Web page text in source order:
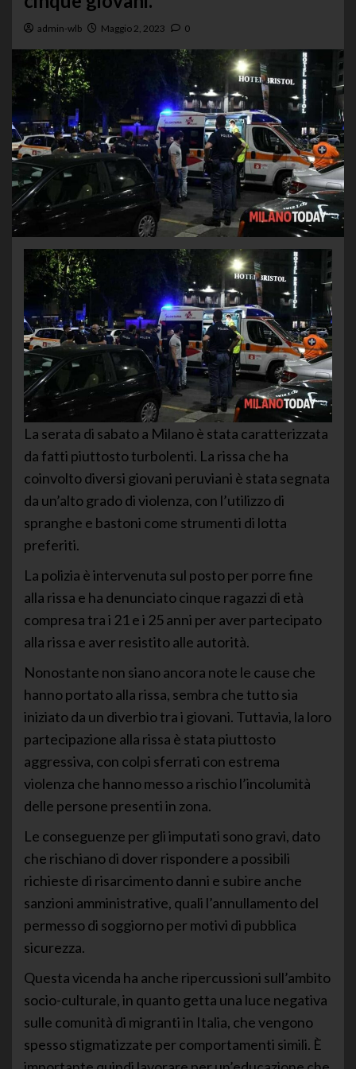
admin-wlb Maggio 2, 2023 0
La serata di sabato a Milano è stata caratterizzata
da fatti piuttosto turbolenti. La rissa che ha
coinvolto diversi giovani peruviani è stata segnata
da un’alto grado di violenza, con l’utilizzo di
spranghe e bastoni come strumenti di lotta
preferiti.
La polizia è intervenuta sul posto per porre fine
alla rissa e ha denunciato cinque ragazzi di età
compresa tra i 21 e i 25 anni per aver partecipato
alla rissa e aver resistito alle autorità.
Nonostante non siano ancora note le cause che
hanno portato alla rissa, sembra che tutto sia
iniziato da un diverbio tra i giovani. Tuttavia, la loro
partecipazione alla rissa è stata piuttosto
aggressiva, con colpi sferrati con estrema
violenza che hanno messo a rischio l’incolumità
delle persone presenti in zona.
Le conseguenze per gli imputati sono gravi, dato
che rischiano di dover rispondere a possibili
richieste di risarcimento danni e subire anche
sanzioni amministrative, quali l’annullamento del
permesso di soggiorno per motivi di pubblica
sicurezza.
Questa vicenda ha anche ripercussioni sull’ambito
socio-culturale, in quanto getta una luce negativa
sulle comunità di migranti in Italia, che vengono
spesso stigmatizzate per comportamenti simili. È